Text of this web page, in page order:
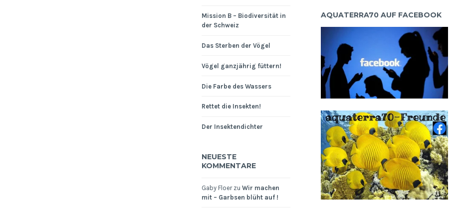
Mission B – Biodiversität in
der Schweiz
Das Sterben der Vögel
Vögel ganzjährig füttern!
Die Farbe des Wassers
Rettet die Insekten!
Der Insektendichter
NEUESTE
KOMMENTARE
Gaby Floerzu Wir machen
mit – Garbsen blüht auf !
AQUATERRA70 AUF FACEBOOK